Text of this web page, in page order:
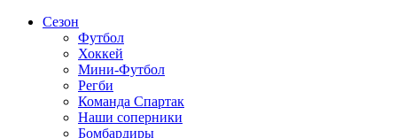
Сезон
Футбол
Хоккей
Мини-Футбол
Регби
Команда Спартак
Наши соперники
Бомбардиры